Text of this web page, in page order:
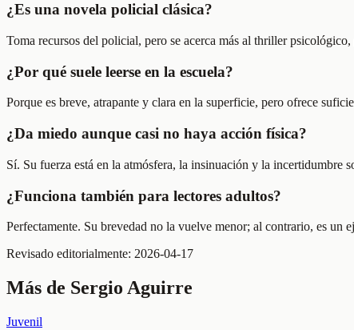
¿Es una novela policial clásica?
Toma recursos del policial, pero se acerca más al thriller
¿Por qué suele leerse en la escuela?
Porque es breve, atrapante y clara en la superficie, pero ofrece
¿Da miedo aunque casi no haya acción física?
Sí. Su fuerza está en la atmósfera, la insinuación y la incertidumbre
¿Funciona también para lectores adultos?
Perfectamente. Su brevedad no la vuelve menor; al contrario, es
Revisado editorialmente: 2026-04-17
Más de Sergio Aguirre
Juvenil